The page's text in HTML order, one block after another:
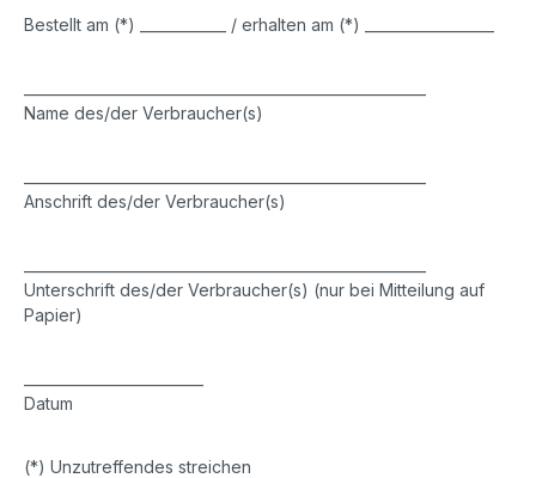
Bestellt am (*) ____________ / erhalten am (*) __________________
Name des/der Verbraucher(s)
Anschrift des/der Verbraucher(s)
Unterschrift des/der Verbraucher(s) (nur bei Mitteilung auf
Papier)
Datum
(*) Unzutreffendes streichen